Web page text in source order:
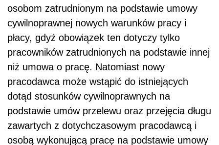
osobom zatrudnionym na podstawie umowy
cywilnoprawnej nowych warunków pracy i
płacy, gdyż obowiązek ten dotyczy tylko
pracowników zatrudnionych na podstawie innej
niż umowa o pracę. Natomiast nowy
pracodawca może wstąpić do istniejących
dotąd stosunków cywilnoprawnych na
podstawie umów przelewu oraz przejęcia długu
zawartych z dotychczasowym pracodawcą i
osobą wykonującą pracę na podstawie umowy